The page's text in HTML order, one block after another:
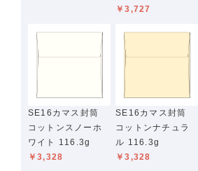
￥3,727
SE16カマス封筒
コットンスノーホ
ワイト 116.3g
￥3,328
SE16カマス封筒
コットンナチュラ
ル 116.3g
￥3,328